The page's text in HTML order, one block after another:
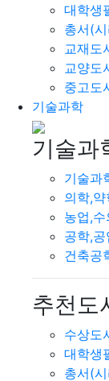
대학생
총서(
교재도
교양도
중고도
기술과학
기술과
기술과
의학,
농업,
공학,
건축공
추천도
수상도
대학생
총서(